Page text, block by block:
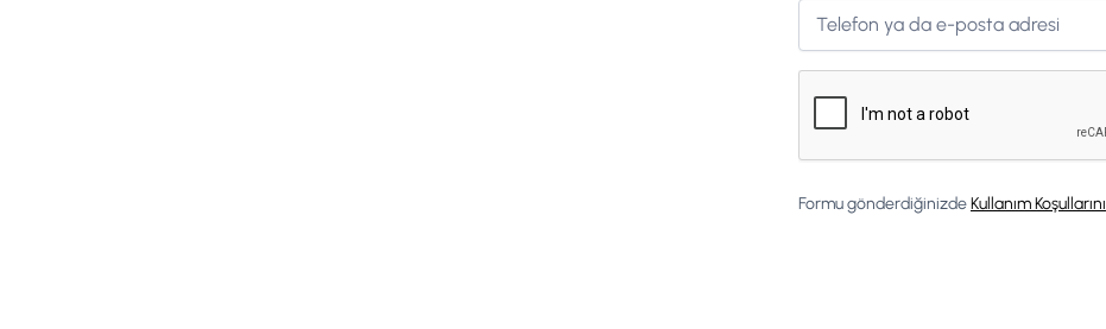
Formu gönderdiğinizdeKullanım Koşullarını